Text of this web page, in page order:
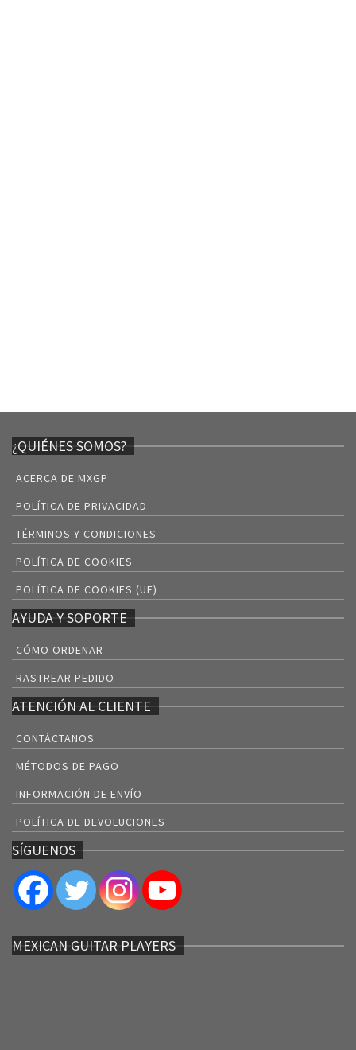
¿QUIÉNES SOMOS?
ACERCA DE MXGP
POLÍTICA DE PRIVACIDAD
TÉRMINOS Y CONDICIONES
POLÍTICA DE COOKIES
POLÍTICA DE COOKIES (UE)
AYUDA Y SOPORTE
CÓMO ORDENAR
RASTREAR PEDIDO
ATENCIÓN AL CLIENTE
CONTÁCTANOS
MÉTODOS DE PAGO
INFORMACIÓN DE ENVÍO
POLÍTICA DE DEVOLUCIONES
SÍGUENOS
MEXICAN GUITAR PLAYERS